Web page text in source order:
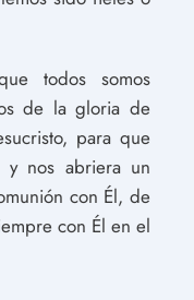
todos somos
de la gloria de
para que
y nos abriera un
con Él, de
con Él en el